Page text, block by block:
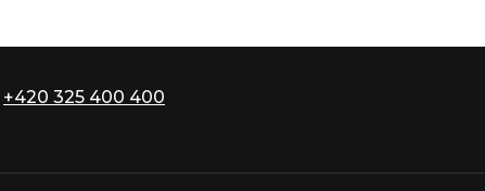
+420 325 400 400